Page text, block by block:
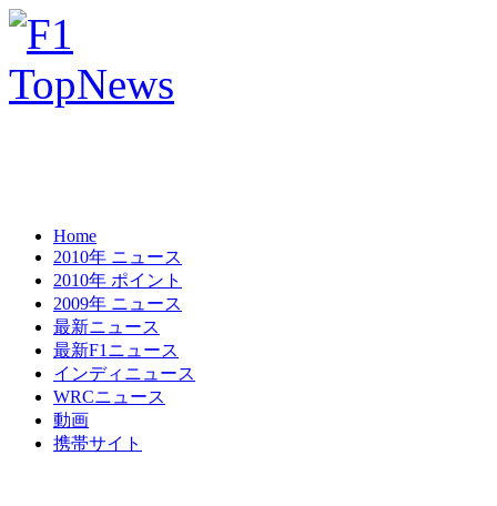
Home
2010年 ニュース
2010年 ポイント
2009年 ニュース
最新ニュース
最新F1ニュース
インディニュース
WRCニュース
動画
携帯サイト